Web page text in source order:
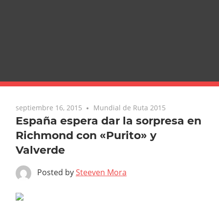
septiembre 16, 2015 Mundial de Ruta 2015
España espera dar la sorpresa en
Richmond con «Purito» y
Valverde
Posted bySteeven Mora